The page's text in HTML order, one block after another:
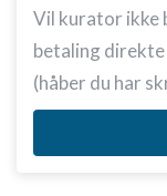
Vil kurator ikke
betaling direkte
(håber du har